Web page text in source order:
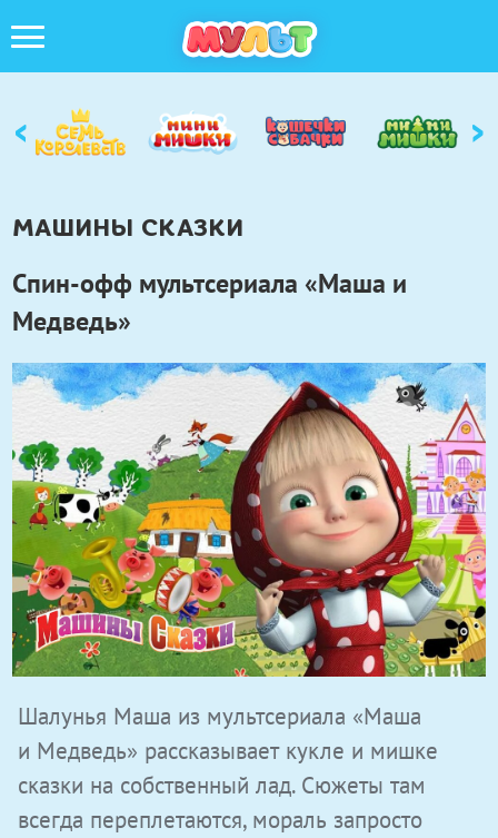
‹ ›
МАШИНЫ СКАЗКИ
Спин-офф мультсериала «Маша и
Медведь»
Шалунья Маша из мультсериала «Маша
и Медведь» рассказывает кукле и мишке
сказки на собственный лад. Сюжеты там
всегда переплетаются, мораль запросто